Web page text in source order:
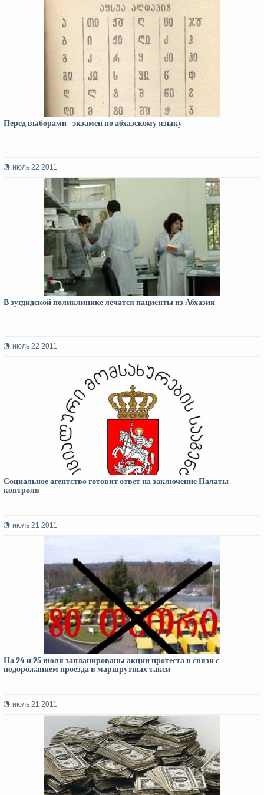
Перед выборами - экзамен по абхазскому языку
июль 22 2011
В зугдидской поликлинике лечатся пациенты из Абхазии
июль 22 2011
Социальное агентство готовит ответ на заключение Палаты
контроля
июль 21 2011
На 24 и 25 июля запланированы акции протеста в связи с
подорожанием проезда в маршрутных такси
июль 21 2011